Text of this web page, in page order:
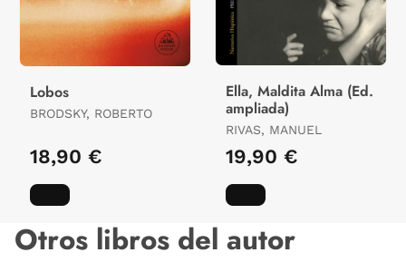
Lobos
BRODSKY, ROBERTO
18,90 €
Ella, Maldita Alma (Ed.
ampliada)
RIVAS, MANUEL
19,90 €
Otros libros del autor